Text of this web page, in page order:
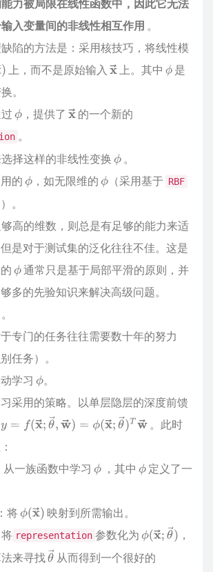
力被局限在线性函数中，因此它无法
入变量间的非线性相互作用 。
陷的方法是：采用核技巧，将线性模
上，而不是原始输入 上。其中
是
。
，提供了 的一个新的
。
择这样的非线性变换
。
的
，如无限维的 （采用基于 RBF
。
高的维数，则总是有足够的能力来适
是对于测试集的泛化往往不佳。这是
通常只是基于局部平滑的原则，并
多的先验知识来解决高级问题。
专门的任务往往需要数十年的努力
任务）。
学习
。
采用的策略。以单层隐层的深度前馈
。此时
从一族函数中学习 ，其中
定义了一
：将
映射到所需输出。
representation 参数化为
，
来寻找
从而得到一个很好的